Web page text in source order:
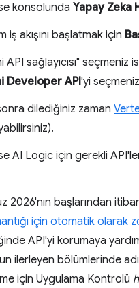
konsolunda Yapay Zeka
iş akışını başlatmak için
API sağlayıcısı"
Developer API'yi
dilediğiniz zaman
AI Logic için gerekli
2026'nın başlarından
için otomatik olarak
API'yi korumaya
ilerleyen bölümlerinde
için Uygulama Kontrolü